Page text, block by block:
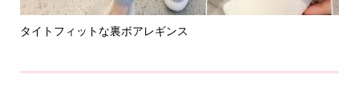
タイトフィットな裏ボアレギンス